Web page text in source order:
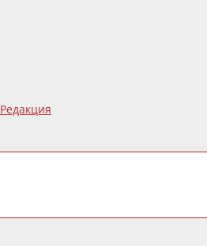
Редакция